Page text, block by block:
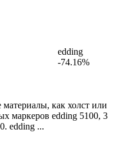
edding
-74.16%
как холст или
маркеров edding 5100, 3
edding ...